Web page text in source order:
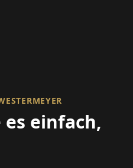
einfach,